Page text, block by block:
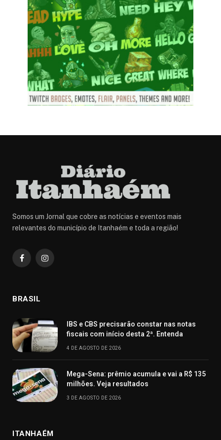
Somos um Jornal que cobre as notícias e eventos mais
relevantes do município de Itanhaém e toda a região!
FacebookInstagram
BRASIL
IBS e CBS precisarão constar nas notas
fiscais com início desta 2ª. Entenda
4 DE AGOSTO DE 2026
Mega-Sena: prêmio acumula e vai a R$ 135
milhões. Veja resultados
3 DE AGOSTO DE 2026
ITANHAÉM